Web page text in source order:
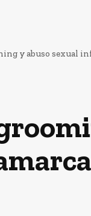
y abuso sexual